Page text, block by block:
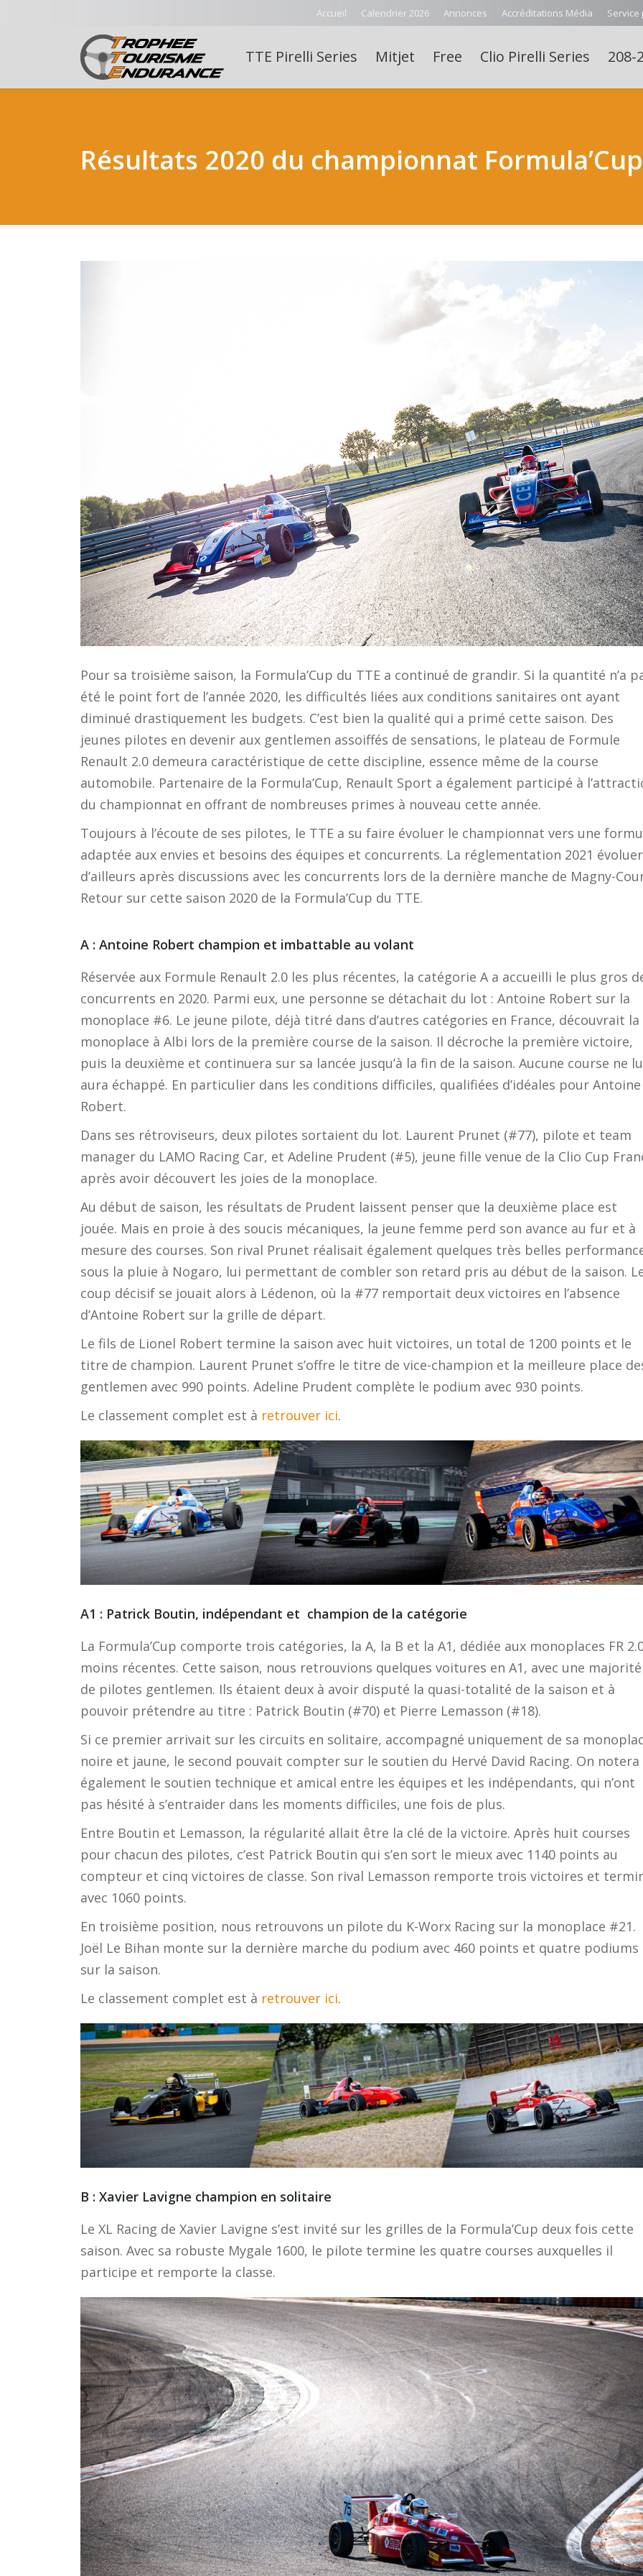
Accueil Calendrier 2026 Annonces Accréditations Média
TTE Pirelli Series Mitjet Free Clio Pirelli Series 208-
Résultats 2020 du championnat Formula’Cup
Pour sa troisième saison, la Formula’Cup du TTE a continué de grandir. Si la quantité n’a
été le point fort de l’année 2020, les difficultés liées aux conditions sanitaires ont ayant
diminué drastiquement les budgets. C’est bien la qualité qui a primé cette saison. Des
jeunes pilotes en devenir aux gentlemen assoiffés de sensations, le plateau de Formule
Renault 2.0 demeura caractéristique de cette discipline, essence même de la course
automobile. Partenaire de la Formula’Cup, Renault Sport a également participé à
du championnat en offrant de nombreuses primes à nouveau cette année.
Toujours à l’écoute de ses pilotes, le TTE a su faire évoluer le championnat vers une
adaptée aux envies et besoins des équipes et concurrents. La réglementation 2021
d’ailleurs après discussions avec les concurrents lors de la dernière manche de Magny-
Retour sur cette saison 2020 de la Formula’Cup du TTE.
A : Antoine Robert champion et imbattable au volant
Réservée aux Formule Renault 2.0 les plus récentes, la catégorie A a accueilli le plus gros
concurrents en 2020. Parmi eux, une personne se détachait du lot : Antoine Robert sur la
monoplace #6. Le jeune pilote, déjà titré dans d’autres catégories en France, découvrait la
monoplace à Albi lors de la première course de la saison. Il décroche la première victoire,
puis la deuxième et continuera sur sa lancée jusqu’à la fin de la saison. Aucune course ne
aura échappé. En particulier dans les conditions difficiles, qualifiées d’idéales pour Antoine
Robert.
Dans ses rétroviseurs, deux pilotes sortaient du lot. Laurent Prunet (#77), pilote et team
manager du LAMO Racing Car, et Adeline Prudent (#5), jeune fille venue de la Clio Cup
après avoir découvert les joies de la monoplace.
Au début de saison, les résultats de Prudent laissent penser que la deuxième place est
jouée. Mais en proie à des soucis mécaniques, la jeune femme perd son avance au fur et à
mesure des courses. Son rival Prunet réalisait également quelques très belles
sous la pluie à Nogaro, lui permettant de combler son retard pris au début de la saison.
coup décisif se jouait alors à Lédenon, où la #77 remportait deux victoires en l’absence
d’Antoine Robert sur la grille de départ.
Le fils de Lionel Robert termine la saison avec huit victoires, un total de 1200 points et le
titre de champion. Laurent Prunet s’offre le titre de vice-champion et la meilleure place
gentlemen avec 990 points. Adeline Prudent complète le podium avec 930 points.
Le classement complet est à retrouver ici.
A1 : Patrick Boutin, indépendant et champion de la catégorie
La Formula’Cup comporte trois catégories, la A, la B et la A1, dédiée aux monoplaces FR
moins récentes. Cette saison, nous retrouvions quelques voitures en A1, avec une majorité
de pilotes gentlemen. Ils étaient deux à avoir disputé la quasi-totalité de la saison et à
pouvoir prétendre au titre : Patrick Boutin (#70) et Pierre Lemasson (#18).
Si ce premier arrivait sur les circuits en solitaire, accompagné uniquement de sa
noire et jaune, le second pouvait compter sur le soutien du Hervé David Racing. On notera
également le soutien technique et amical entre les équipes et les indépendants, qui n’ont
pas hésité à s’entraider dans les moments difficiles, une fois de plus.
Entre Boutin et Lemasson, la régularité allait être la clé de la victoire. Après huit courses
pour chacun des pilotes, c’est Patrick Boutin qui s’en sort le mieux avec 1140 points au
compteur et cinq victoires de classe. Son rival Lemasson remporte trois victoires et
avec 1060 points.
En troisième position, nous retrouvons un pilote du K-Worx Racing sur la monoplace #21.
Joël Le Bihan monte sur la dernière marche du podium avec 460 points et quatre podiums
sur la saison.
Le classement complet est à retrouver ici.
B : Xavier Lavigne champion en solitaire
Le XL Racing de Xavier Lavigne s’est invité sur les grilles de la Formula’Cup deux fois cette
saison. Avec sa robuste Mygale 1600, le pilote termine les quatre courses auxquelles il
participe et remporte la classe.